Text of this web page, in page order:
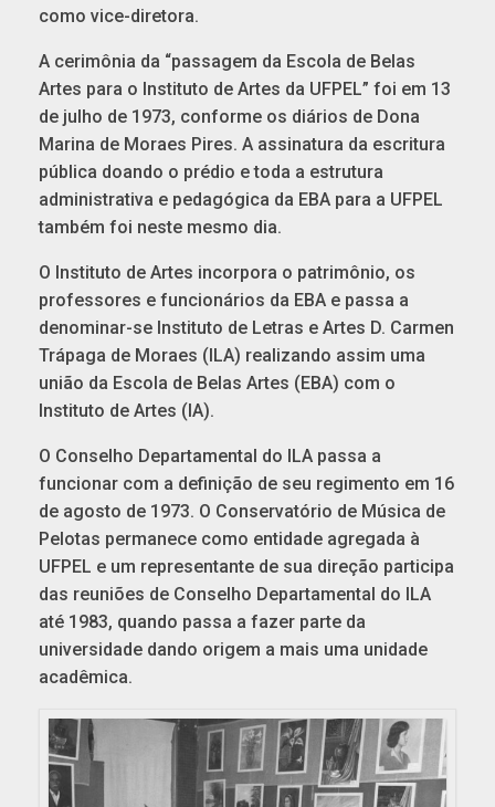
como vice-diretora.
A cerimônia da “passagem da Escola de Belas
Artes para o Instituto de Artes da UFPEL” foi em 13
de julho de 1973, conforme os diários de Dona
Marina de Moraes Pires. A assinatura da escritura
pública doando o prédio e toda a estrutura
administrativa e pedagógica da EBA para a UFPEL
também foi neste mesmo dia.
O Instituto de Artes incorpora o patrimônio, os
professores e funcionários da EBA e passa a
denominar-se Instituto de Letras e Artes D. Carmen
Trápaga de Moraes (ILA) realizando assim uma
união da Escola de Belas Artes (EBA) com o
Instituto de Artes (IA).
O Conselho Departamental do ILA passa a
funcionar com a definição de seu regimento em 16
de agosto de 1973. O Conservatório de Música de
Pelotas permanece como entidade agregada à
UFPEL e um representante de sua direção participa
das reuniões de Conselho Departamental do ILA
até 1983, quando passa a fazer parte da
universidade dando origem a mais uma unidade
acadêmica.